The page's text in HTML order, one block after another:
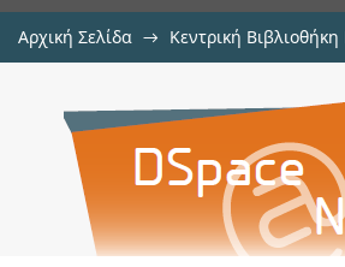
Αρχική Σελίδα → Κεντρική
ΔΙΑΓΡΑΜΜΑΤΑ
ΓΡΑΜΜΙΚΗΣ ΚΑΙ